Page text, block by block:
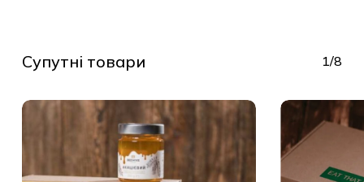
Супутні товари 1/8